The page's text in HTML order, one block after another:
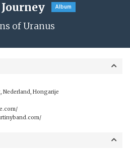
Album
of Uranus
Nederland, Hongarije